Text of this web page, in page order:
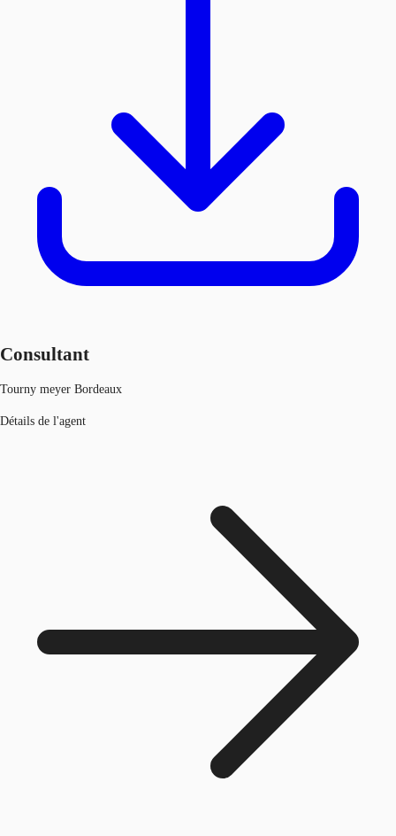
Consultant
Tourny meyer Bordeaux
Détails de l'agent